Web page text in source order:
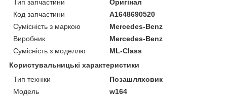
Тип запчастини
Оригінал
Код запчастини
A1648690520
Сумісність з маркою
Mercedes-Benz
Виробник
Mercedes-Benz
Сумісність з моделлю
ML-Class
Користувальницькі характеристики
Тип техніки
Позашляховик
Модель
w164